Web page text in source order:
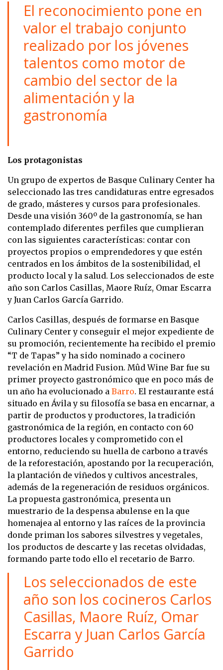
El reconocimiento pone en
valor el trabajo conjunto
realizado por los jóvenes
talentos como motor de
cambio del sector de la
alimentación y la
gastronomía
Los protagonistas
Un grupo de expertos de Basque Culinary Center ha
seleccionado las tres candidaturas entre egresados
de grado, másteres y cursos para profesionales.
Desde una visión 360º de la gastronomía, se han
contemplado diferentes perfiles que cumplieran
con las siguientes características: contar con
proyectos propios o emprendedores y que estén
centrados en los ámbitos de la sostenibilidad, el
producto local y la salud. Los seleccionados de este
año son Carlos Casillas, Maore Ruíz, Omar Escarra
y Juan Carlos García Garrido.
Carlos Casillas, después de formarse en Basque
Culinary Center y conseguir el mejor expediente de
su promoción, recientemente ha recibido el premio
“T de Tapas” y ha sido nominado a cocinero
revelación en Madrid Fusion. Mûd Wine Bar fue su
primer proyecto gastronómico que en poco más de
un año ha evolucionado a Barro. El restaurante está
situado en Ávila y su filosofía se basa en encarnar, a
partir de productos y productores, la tradición
gastronómica de la región, en contacto con 60
productores locales y comprometido con el
entorno, reduciendo su huella de carbono a través
de la reforestación, apostando por la recuperación,
la plantación de viñedos y cultivos ancestrales,
además de la regeneración de residuos orgánicos.
La propuesta gastronómica, presenta un
muestrario de la despensa abulense en la que
homenajea al entorno y las raíces de la provincia
donde priman los sabores silvestres y vegetales,
los productos de descarte y las recetas olvidadas,
formando parte todo ello el recetario de Barro.
Los seleccionados de este
año son los cocineros Carlos
Casillas, Maore Ruíz, Omar
Escarra y Juan Carlos García
Garrido